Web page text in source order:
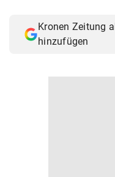
Kronen Zeitung
hinzufügen